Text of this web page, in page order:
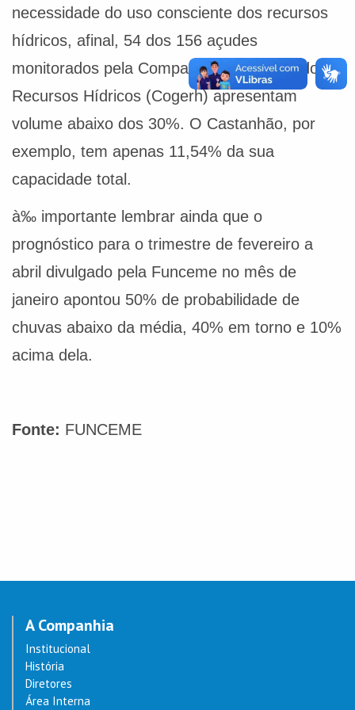
necessidade do uso consciente dos recursos
hídricos, afinal, 54 dos 156 açudes
monitorados pela Companhia de Gestão dos
Recursos Hídricos (Cogerh) apresentam
volume abaixo dos 30%. O Castanhão, por
exemplo, tem apenas 11,54% da sua
capacidade total.
à‰ importante lembrar ainda que o
prognóstico para o trimestre de fevereiro a
abril divulgado pela Funceme no mês de
janeiro apontou 50% de probabilidade de
chuvas abaixo da média, 40% em torno e 10%
acima dela.
Fonte: FUNCEME
A Companhia
Institucional
História
Diretores
Área Interna